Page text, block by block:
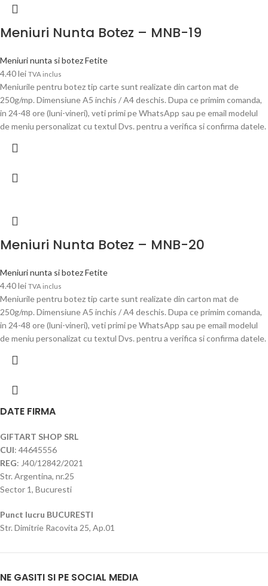
Meniuri Nunta Botez – MNB-19
Meniuri nunta si botez Fetite
4.40lei TVA inclus
Meniurile pentru botez tip carte sunt realizate din carton mat de
250g/mp. Dimensiune A5 inchis / A4 deschis. Dupa ce primim comanda,
in 24-48 ore (luni-vineri), veti primi pe WhatsApp sau pe email modelul
de meniu personalizat cu textul Dvs. pentru a verifica si confirma datele.
Meniuri Nunta Botez – MNB-20
Meniuri nunta si botez Fetite
4.40lei TVA inclus
Meniurile pentru botez tip carte sunt realizate din carton mat de
250g/mp. Dimensiune A5 inchis / A4 deschis. Dupa ce primim comanda,
in 24-48 ore (luni-vineri), veti primi pe WhatsApp sau pe email modelul
de meniu personalizat cu textul Dvs. pentru a verifica si confirma datele.
DATE FIRMA
GIFTART SHOP SRL
CUI: 44645556
REG: J40/12842/2021
Str. Argentina, nr.25
Sector 1, Bucuresti
Punct lucru BUCURESTI
Str. Dimitrie Racovita 25, Ap.01
NE GASITI SI PE SOCIAL MEDIA